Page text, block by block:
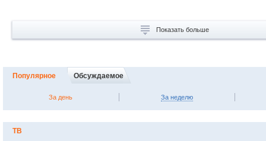
Показать больше
Популярное Обсуждаемое
За день За неделю
ТВ